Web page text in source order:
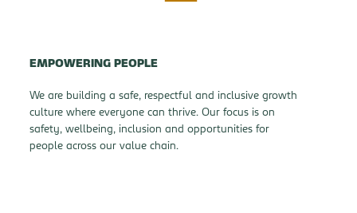
EMPOWERING PEOPLE
We are building a safe, respectful and inclusive growth
culture where everyone can thrive. Our focus is on
safety, wellbeing, inclusion and opportunities for
people across our value chain.